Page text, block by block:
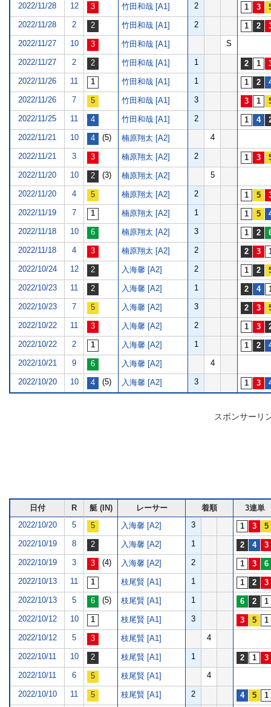
2022/11/28 12 竹田和哉 [A1] 2
2022/11/28 2 竹田和哉 [A1] 2
2022/11/27 10 竹田和哉 [A1] S
2022/11/27 2 竹田和哉 [A1] 1
2022/11/26 11 竹田和哉 [A1] 1
2022/11/26 7 竹田和哉 [A1] 3
2022/11/25 11 竹田和哉 [A1] 2
2022/11/21 10 (5) 楠原翔太 [A2] 4
2022/11/21 3 楠原翔太 [A2] 2
2022/11/20 10 (3) 楠原翔太 [A2] 5
2022/11/20 4 楠原翔太 [A2] 2
2022/11/19 7 楠原翔太 [A2] 1
2022/11/18 10 楠原翔太 [A2] 3
2022/11/18 4 楠原翔太 [A2] 2
2022/10/24 12 入海馨 [A2] 2
2022/10/23 11 入海馨 [A2] 1
2022/10/23 7 入海馨 [A2] 3
2022/10/22 11 入海馨 [A2] 2
2022/10/22 2 入海馨 [A2] 1
2022/10/21 9 入海馨 [A2] 4
2022/10/20 10 (5) 入海馨 [A2] 3
スポンサーリ
日付 R 艇 (IN) レーサー 着順
3連単
2022/10/20
5 入海馨 [A2] 3
2022/10/19 8 入海馨 [A2] 1
2022/10/19 3 (4) 入海馨 [A2] 2
2022/10/13 11 枝尾賢 [A1] 1
2022/10/13 5 (5) 枝尾賢 [A1] 1
2022/10/12 10 枝尾賢 [A1] 3
2022/10/12 5 枝尾賢 [A1] 4
2022/10/11 10 枝尾賢 [A1] 1
2022/10/11 6 枝尾賢 [A1] 4
2022/10/10 11 枝尾賢 [A1] 2